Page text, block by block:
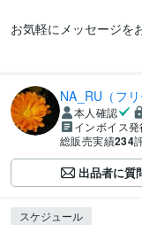
お気軽にメッセージを
NA_RU（フリ
本人確認
インボイス
総販売実績234
出品者に質
スケジュール